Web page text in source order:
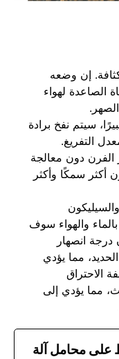
إن وضعه
الصاعدة لهواء
سيتم نفخ برادة
التفريغ.
الفرن دون معالجة
أكثر سمكًا وأكثر
والهواء سوف
انصهار
مما يؤدي
الاحتراق
مما يؤدي إلى
على محامل آلة